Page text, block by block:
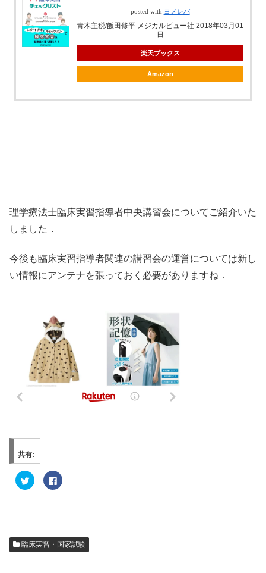
posted with ヨメレバ
青木主税/飯田修平 メジカルビュー社 2018年03月01
日
楽天ブックス
Amazon
理学療法士臨床実習指導者中央講習会についてご紹介いた
しました．
今後も臨床実習指導者関連の講習会の運営については新し
い情報にアンテナを張っておく必要がありますね．
共有:
ク
リ
i
t
t
F
a
で
共
有
臨床実習・国家試験